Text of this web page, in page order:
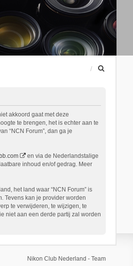
akkoord gaat met deze
te brengen, het is echter aan te
“NCN Forum”, dan ga je
en via de Nederlandstalige
inhoud en/of gedrag. Meer
het land waar “NCN Forum” is
Tevens kan je provider worden
te verwijderen, te wijzigen, te
niet aan een derde partij zal worden
Nikon Club Nederland - Team